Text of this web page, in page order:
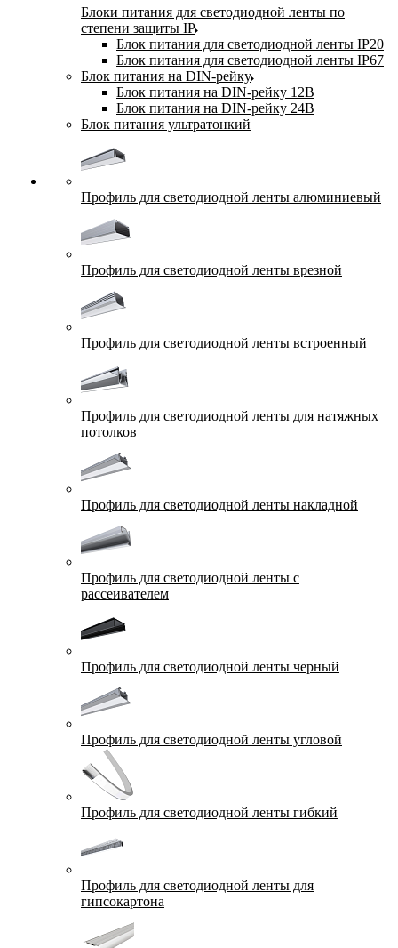
Блоки питания для светодиодной ленты по
степени защиты IP
Блок питания для светодиодной ленты IP20
Блок питания для светодиодной ленты IP67
Блок питания на DIN-рейку
Блок питания на DIN-рейку 12В
Блок питания на DIN-рейку 24В
Блок питания ультратонкий
Профиль для светодиодной ленты алюминиевый
Профиль для светодиодной ленты врезной
Профиль для светодиодной ленты встроенный
Профиль для светодиодной ленты для натяжных
потолков
Профиль для светодиодной ленты накладной
Профиль для светодиодной ленты с
рассеивателем
Профиль для светодиодной ленты черный
Профиль для светодиодной ленты угловой
Профиль для светодиодной ленты гибкий
Профиль для светодиодной ленты для
гипсокартона